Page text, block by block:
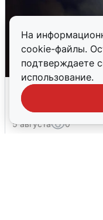
На
cookie-файлы.
подтверждаете
использование.
Взрывы в
тревоги
5 августа 0